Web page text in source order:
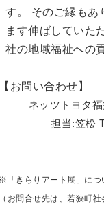
す。 そのご縁もあ
ます伸ばしていた
社の地域福祉への
【お問い合わせ】
ネッツトヨタ
担当:笠松
※「きらりアート展」につ
（お問合せ先は、若狭町